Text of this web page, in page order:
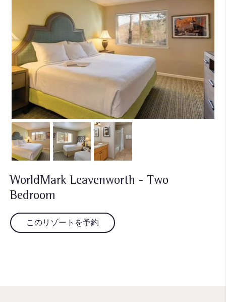
WorldMark Leavenworth - Two
Bedroom
このリゾートを予約